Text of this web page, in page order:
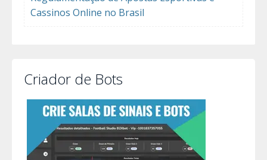
Cassinos Online no Brasil
Criador de Bots